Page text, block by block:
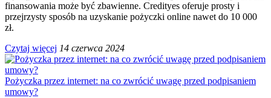
finansowania może być zbawienne. Credityes oferuje prosty i
przejrzysty sposób na uzyskanie pożyczki online nawet do 10 000
zł.
Czytaj więcej 14 czerwca 2024
Pożyczka przez internet: na co zwrócić uwagę przed podpisaniem
umowy?